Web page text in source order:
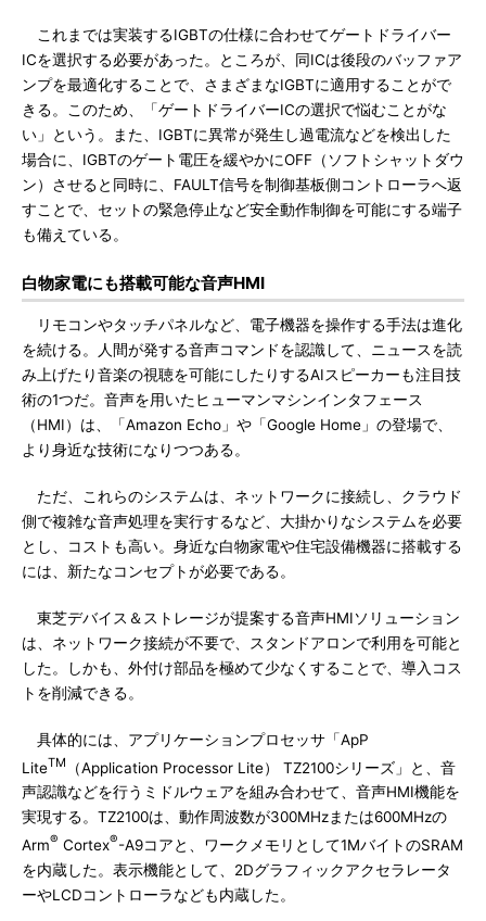
これまでは実装するIGBTの仕様に合わせてゲートドライバー
ICを選択する必要があった。ところが、同ICは後段のバッファア
ンプを最適化することで、さまざまなIGBTに適用することがで
きる。このため、「ゲートドライバーICの選択で悩むことがな
い」という。また、IGBTに異常が発生し過電流などを検出した
場合に、IGBTのゲート電圧を緩やかにOFF（ソフトシャットダウ
ン）させると同時に、FAULT信号を制御基板側コントローラへ返
すことで、セットの緊急停止など安全動作制御を可能にする端子
も備えている。
白物家電にも搭載可能な音声HMI
リモコンやタッチパネルなど、電子機器を操作する手法は進化
を続ける。人間が発する音声コマンドを認識して、ニュースを読
み上げたり音楽の視聴を可能にしたりするAIスピーカーも注目技
術の1つだ。音声を用いたヒューマンマシンインタフェース
（HMI）は、「Amazon Echo」や「Google Home」の登場で、
より身近な技術になりつつある。
ただ、これらのシステムは、ネットワークに接続し、クラウド
側で複雑な音声処理を実行するなど、大掛かりなシステムを必要
とし、コストも高い。身近な白物家電や住宅設備機器に搭載する
には、新たなコンセプトが必要である。
東芝デバイス＆ストレージが提案する音声HMIソリューション
は、ネットワーク接続が不要で、スタンドアロンで利用を可能と
した。しかも、外付け部品を極めて少なくすることで、導入コス
トを削減できる。
具体的には、アプリケーションプロセッサ「ApP
LiteTM
（Application Processor Lite） TZ2100シリーズ」と、音
声認識などを行うミドルウェアを組み合わせて、音声HMI機能を
実現する。TZ2100は、動作周波数が300MHzまたは600MHzの
Arm® Cortex®-A9コアと、ワークメモリとして1MバイトのSRAM
を内蔵した。表示機能として、2Dグラフィックアクセラレータ
ーやLCDコントローラなども内蔵した。